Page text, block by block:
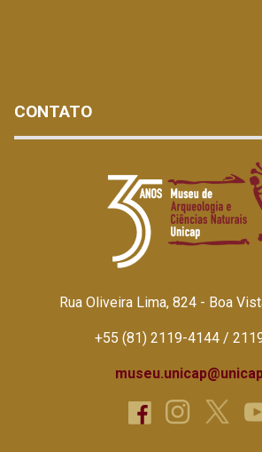
CONTATO
Rua Oliveira Lima, 824 - Boa
+55 (81) 2119-4144 /